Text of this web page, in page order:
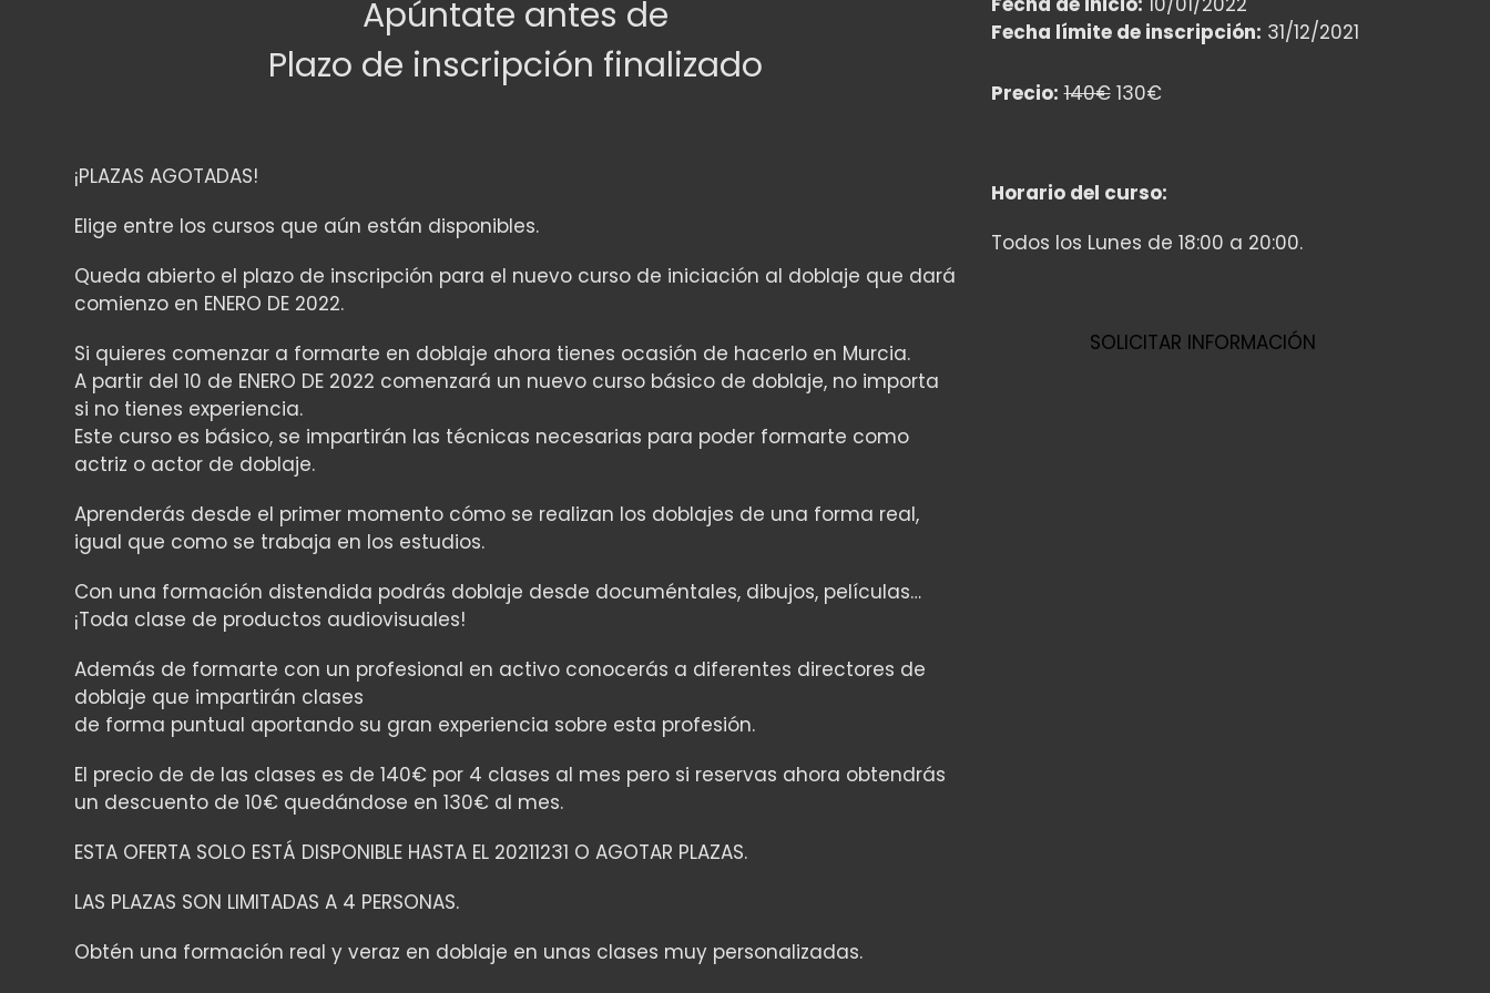
Apúntate antes de
Plazo de inscripción finalizado
¡PLAZAS AGOTADAS!
Elige entre los cursos que aún están disponibles.
Queda abierto el plazo de inscripción para el nuevo curso de iniciación al doblaje que dará
comienzo en ENERO DE 2022.
Si quieres comenzar a formarte en doblaje ahora tienes ocasión de hacerlo en Murcia.
A partir del 10 de ENERO DE 2022 comenzará un nuevo curso básico de doblaje, no importa
si no tienes experiencia.
Este curso es básico, se impartirán las técnicas necesarias para poder formarte como
actriz o actor de doblaje.
Aprenderás desde el primer momento cómo se realizan los doblajes de una forma real,
igual que como se trabaja en los estudios.
Con una formación distendida podrás doblaje desde documéntales, dibujos, películas…
¡Toda clase de productos audiovisuales!
Además de formarte con un profesional en activo conocerás a diferentes directores de
doblaje que impartirán clases
de forma puntual aportando su gran experiencia sobre esta profesión.
El precio de de las clases es de 140€ por 4 clases al mes pero si reservas ahora obtendrás
un descuento de 10€ quedándose en 130€ al mes.
ESTA OFERTA SOLO ESTÁ DISPONIBLE HASTA EL 20211231 O AGOTAR PLAZAS.
LAS PLAZAS SON LIMITADAS A 4 PERSONAS.
Obtén una formación real y veraz en doblaje en unas clases muy personalizadas.
Fecha límite de inscripción: 31/12/2021
Precio: 140€130€
Horario del curso:
Todos los Lunes de 18:00 a 20:00.
SOLICITAR INFORMACIÓN